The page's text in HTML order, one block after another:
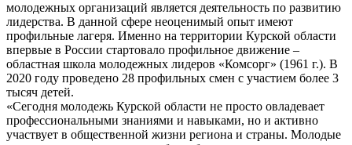
молодежных организаций является деятельность по развитию
лидерства. В данной сфере неоценимый опыт имеют
профильные лагеря. Именно на территории Курской области
впервые в России стартовало профильное движение –
областная школа молодежных лидеров «Комсорг» (1961 г.). В
2020 году проведено 28 профильных смен с участием более 3
тысяч детей.
«Сегодня молодежь Курской области не просто овладевает
профессиональными знаниями и навыками, но и активно
участвует в общественной жизни региона и страны. Молодые